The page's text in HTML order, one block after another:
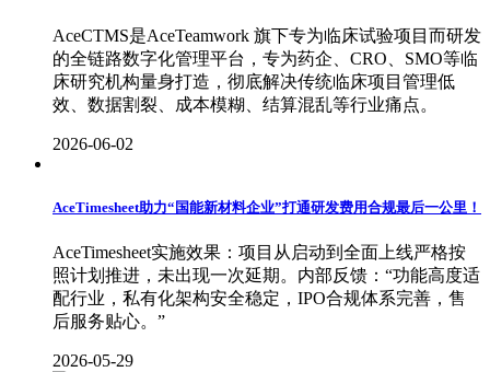
AceCTMS是AceTeamwork 旗下专为临床试验项目而研发
的全链路数字化管理平台，专为药企、CRO、SMO等临
床研究机构量身打造，彻底解决传统临床项目管理低
效、数据割裂、成本模糊、结算混乱等行业痛点。
2026-06-02
AceTimesheet助力“国能新材料企业”打通研发费用合规最后一公里！
AceTimesheet实施效果：项目从启动到全面上线严格按
照计划推进，未出现一次延期。内部反馈：“功能高度适
配行业，私有化架构安全稳定，IPO合规体系完善，售
后服务贴心。”
2026-05-29